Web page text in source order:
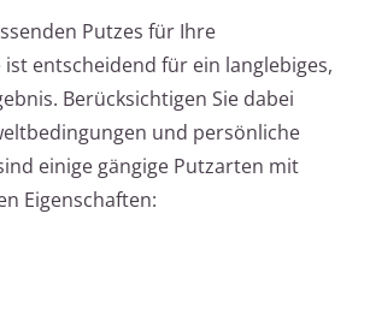
Putzes für Ihre
ist entscheidend für ein langlebiges,
Berücksichtigen Sie dabei
und persönliche
einige gängige Putzarten mit
Eigenschaften: